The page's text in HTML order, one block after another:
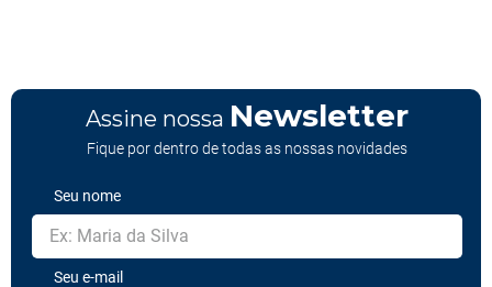
Assine nossa Newsletter
Fique por dentro de todas as nossas novidades
Seu nome
Seu e-mail